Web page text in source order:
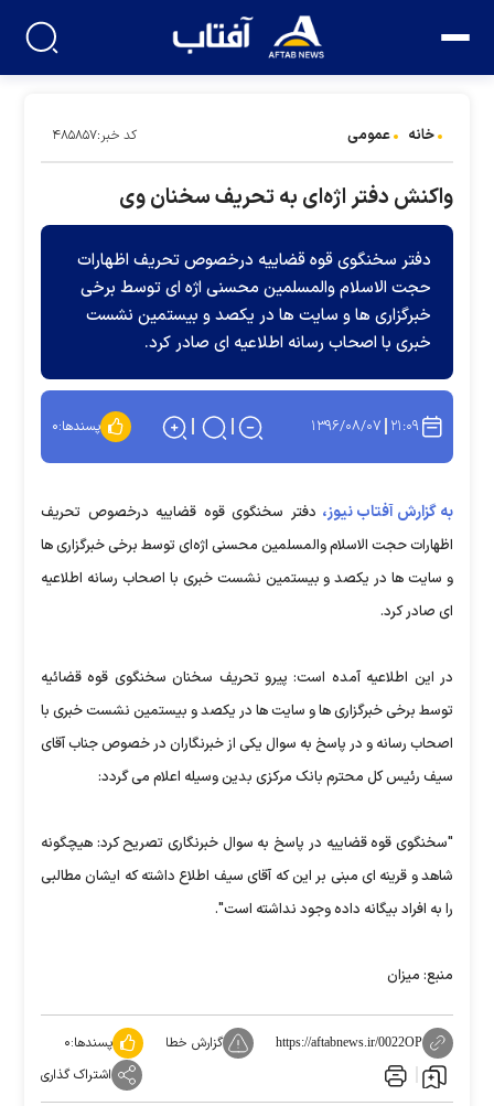
خانه عمومی کد خبر:۴۸۵۸۵۷
واکنش دفتر اژه‌ای به تحریف سخنان وی
دفتر سخنگوی قوه قضاییه درخصوص تحریف اظهارات
حجت الاسلام والمسلمین محسنی اژه ای توسط برخی
خبرگزاری ها و سایت ها در یکصد و بیستمین نشست
خبری با اصحاب رسانه اطلاعیه ای صادر کرد.
۲۱:۰۹ ۱۳۹۶/۰۸/۰۷ پسندها:۰
به گزارش آفتاب نیوز، دفتر سخنگوی قوه قضاییه درخصوص تحریف
اظهارات حجت الاسلام والمسلمین محسنی اژه‌ای توسط برخی خبرگزاری ها
و سایت ها در یکصد و بیستمین نشست خبری با اصحاب رسانه اطلاعیه
ای صادر کرد.
در این اطلاعیه آمده است: پیرو تحریف سخنان سخنگوی قوه قضائیه
توسط برخی خبرگزاری ها و سایت ها در یکصد و بیستمین نشست خبری با
اصحاب رسانه و در پاسخ به سوال یکی از خبرنگاران در خصوص جناب آقای
سیف رئیس کل محترم بانک مرکزی بدین وسیله اعلام می گردد:
"سخنگوی قوه قضاییه در پاسخ به سوال خبرنگاری تصریح کرد: هیچگونه
شاهد و قرینه ای مبنی بر این که آقای سیف اطلاع داشته که ایشان مطالبی
را به افراد بیگانه داده وجود نداشته است".
منبع: میزان
https://aftabnews.ir/0022OP گزارش خطا پسندها:۰
اشتراک گذاری